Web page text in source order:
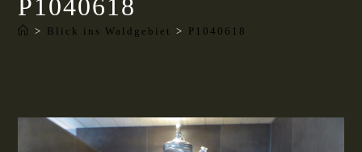
P1040618
> Blick ins Waldgebiet > P1040618